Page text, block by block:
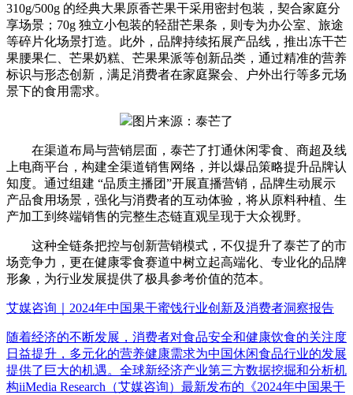
310g/500g 的经典大果原香芒果干采用密封包装，契合家庭分
享场景；70g 独立小包装的轻甜芒果条，则专为办公室、旅途
等碎片化场景打造。此外，品牌持续拓展产品线，推出冻干芒
果腰果仁、芒果奶糕、芒果果派等创新品类，通过精准的营养
标识与形态创新，满足消费者在家庭聚会、户外出行等多元场
景下的食用需求。
图片来源：泰芒了
在渠道布局与营销层面，泰芒了打通休闲零食、商超及线
上电商平台，构建全渠道销售网络，并以爆品策略提升品牌认
知度。通过组建 “品质主播团”开展直播营销，品牌生动展示
产品食用场景，强化与消费者的互动体验，将从原料种植、生
产加工到终端销售的完整生态链直观呈现于大众视野。
这种全链条把控与创新营销模式，不仅提升了泰芒了的市
场竞争力，更在健康零食赛道中树立起高端化、专业化的品牌
形象，为行业发展提供了极具参考价值的范本。
艾媒咨询｜2024年中国果干蜜饯行业创新及消费者洞察报告
随着经济的不断发展，消费者对食品安全和健康饮食的关注度
日益提升，多元化的营养健康需求为中国休闲食品行业的发展
提供了巨大的机遇。全球新经济产业第三方数据挖掘和分析机
构iiMedia Research（艾媒咨询）最新发布的《2024年中国果干